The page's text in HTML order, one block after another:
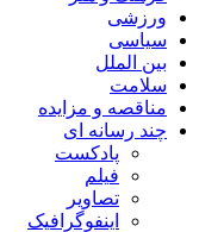
ورزشی
سیاسی
بین الملل
سلامت
مناقصه و مزایده
چند رسانه ای
پادکست
فیلم
تصاویر
اینفوگرافیک